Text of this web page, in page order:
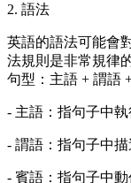
2. 語法
英語的語法可能會
法規則是非常規律
句型：主語 + 謂語 +
- 主語：指句子中執
- 謂語：指句子中描
- 賓語：指句子中動